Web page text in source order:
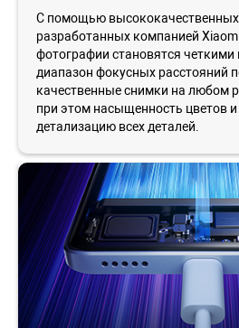
С помощью высококачественных
разработанных компанией
фотографии становятся
диапазон фокусных расстояний
качественные снимки на любом
при этом насыщенность цветов
детализацию всех деталей.